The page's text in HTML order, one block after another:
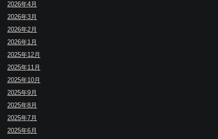
2026年4月
2026年3月
2026年2月
2026年1月
2025年12月
2025年11月
2025年10月
2025年9月
2025年8月
2025年7月
2025年6月